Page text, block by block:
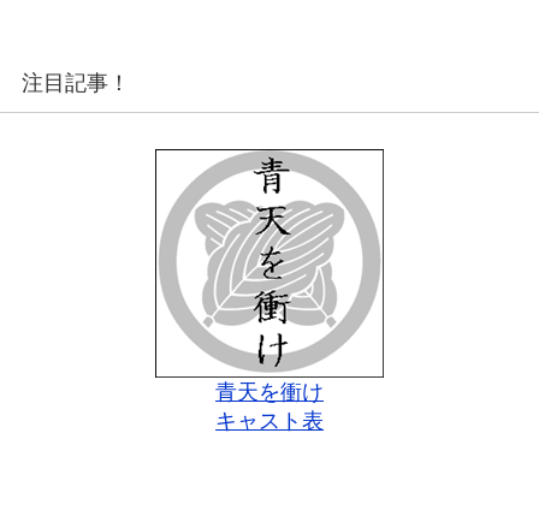
注目記事！
青天を衝け
キャスト表